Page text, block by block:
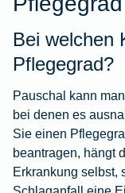
Bei welchen
Pflegegrad?
Pauschal kann
bei denen es
Sie einen
beantragen, hängt
Erkrankung selbst,